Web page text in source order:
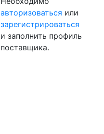
авторизоваться или
зарегистрироваться
и заполнить профиль
поставщика.